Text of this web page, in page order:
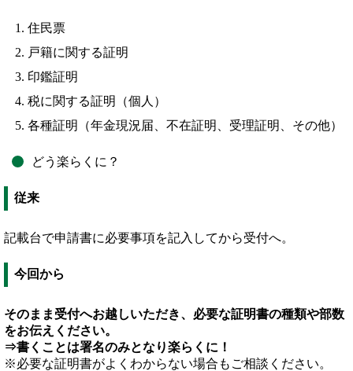
住民票
戸籍に関する証明
印鑑証明
税に関する証明（個人）
各種証明（年金現況届、不在証明、受理証明、その他）
どう楽らくに？
従来
記載台で申請書に必要事項を記入してから受付へ。
今回から
そのまま受付へお越しいただき、必要な証明書の種類や部数
をお伝えください。
⇒書くことは署名のみとなり楽らくに！
※必要な証明書がよくわからない場合もご相談ください。